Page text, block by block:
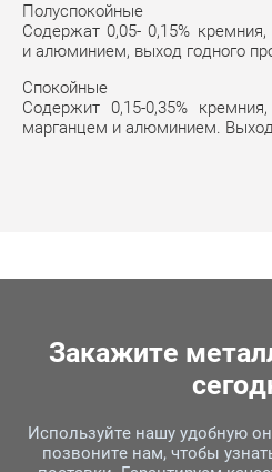
Полуспокойные
Содержат 0,05- 0,15%
и алюминием, выход годного
Спокойные
Содержит 0,15-0,35%
марганцем и алюминием. Выход
Закажите
Используйте нашу удобную
позвоните нам, чтобы